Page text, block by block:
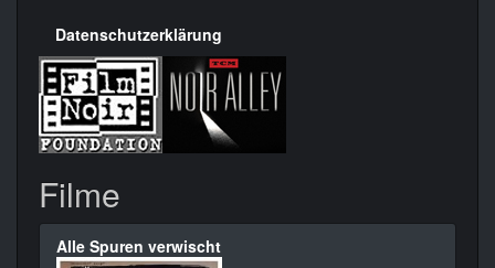
Datenschutzerklärung
Filme
Alle Spuren verwischt